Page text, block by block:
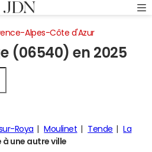
Alpes-Côte d'Azur
sur le revenu
(06540) en 2025
Roya Moulinet Tende
La
une autre ville